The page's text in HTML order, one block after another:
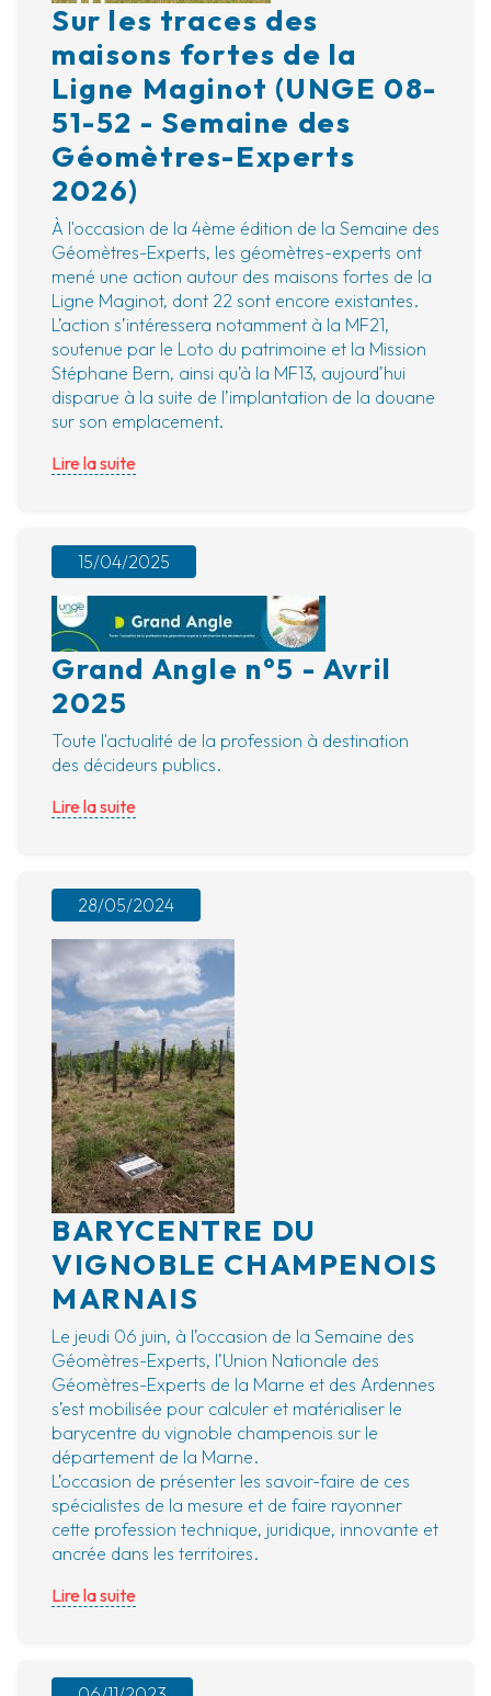
Sur les traces des
maisons fortes de la
Ligne Maginot (UNGE 08-
51-52 - Semaine des
Géomètres-Experts
2026)
À l'occasion de la 4ème édition de la Semaine des
Géomètres-Experts, les géomètres-experts ont
mené une action autour des maisons fortes de la
Ligne Maginot, dont 22 sont encore existantes.
L’action s’intéressera notamment à la MF21,
soutenue par le Loto du patrimoine et la Mission
Stéphane Bern, ainsi qu’à la MF13, aujourd’hui
disparue à la suite de l’implantation de la douane
sur son emplacement.
Lire la suite
15/04/2025
Grand Angle n°5 - Avril
2025
Toute l'actualité de la profession à destination
des décideurs publics.
Lire la suite
28/05/2024
BARYCENTRE DU
VIGNOBLE CHAMPENOIS
MARNAIS
Le jeudi 06 juin, à l’occasion de la Semaine des
Géomètres-Experts, l’Union Nationale des
Géomètres-Experts de la Marne et des Ardennes
s’est mobilisée pour calculer et matérialiser le
barycentre du vignoble champenois sur le
département de la Marne.
L’occasion de présenter les savoir-faire de ces
spécialistes de la mesure et de faire rayonner
cette profession technique, juridique, innovante et
ancrée dans les territoires.
Lire la suite